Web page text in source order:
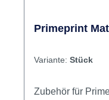
Primeprint
Variante: Stück
Zubehör für Primeprint. 3D-Druck,